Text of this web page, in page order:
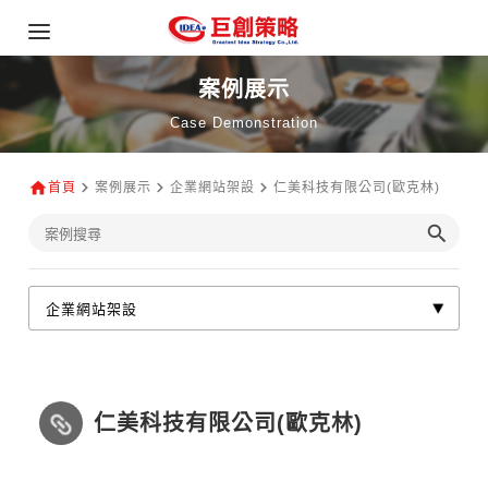
案例展示
Case Demonstration
首頁 案例展示 企業網站架設 仁美科技有限公司(歐克林)
仁美科技有限公司(歐克林)